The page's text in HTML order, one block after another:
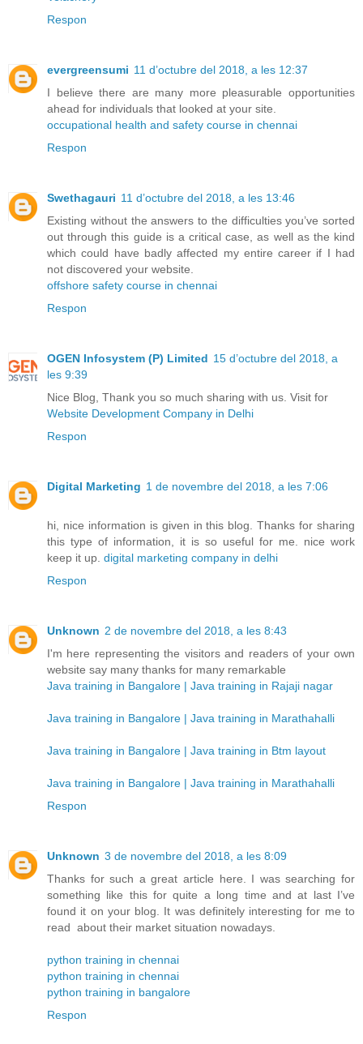
Respon
evergreensumi 11 d’octubre del 2018, a les 12:37
I believe there are many more pleasurable opportunities
ahead for individuals that looked at your site.
occupational health and safety course in chennai
Respon
Swethagauri 11 d’octubre del 2018, a les 13:46
Existing without the answers to the difficulties you’ve sorted
out through this guide is a critical case, as well as the kind
which could have badly affected my entire career if I had
not discovered your website.
offshore safety course in chennai
Respon
OGEN Infosystem (P) Limited 15 d’octubre del 2018, a
les 9:39
Nice Blog, Thank you so much sharing with us. Visit for
Website Development Company in Delhi
Respon
Digital Marketing 1 de novembre del 2018, a les 7:06
hi, nice information is given in this blog. Thanks for sharing
this type of information, it is so useful for me. nice work
keep it up. digital marketing company in delhi
Respon
Unknown 2 de novembre del 2018, a les 8:43
I'm here representing the visitors and readers of your own
website say many thanks for many remarkable
Java training in Bangalore | Java training in Rajaji nagar
Java training in Bangalore | Java training in Marathahalli
Java training in Bangalore | Java training in Btm layout
Java training in Bangalore | Java training in Marathahalli
Respon
Unknown 3 de novembre del 2018, a les 8:09
Thanks for such a great article here. I was searching for
something like this for quite a long time and at last I’ve
found it on your blog. It was definitely interesting for me to
read about their market situation nowadays.
python training in chennai
python training in chennai
python training in bangalore
Respon